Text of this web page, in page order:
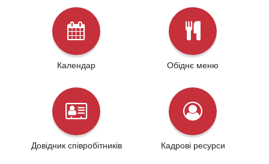
Календар Обіднє меню
Довідник співробітників Кадрові ресурси